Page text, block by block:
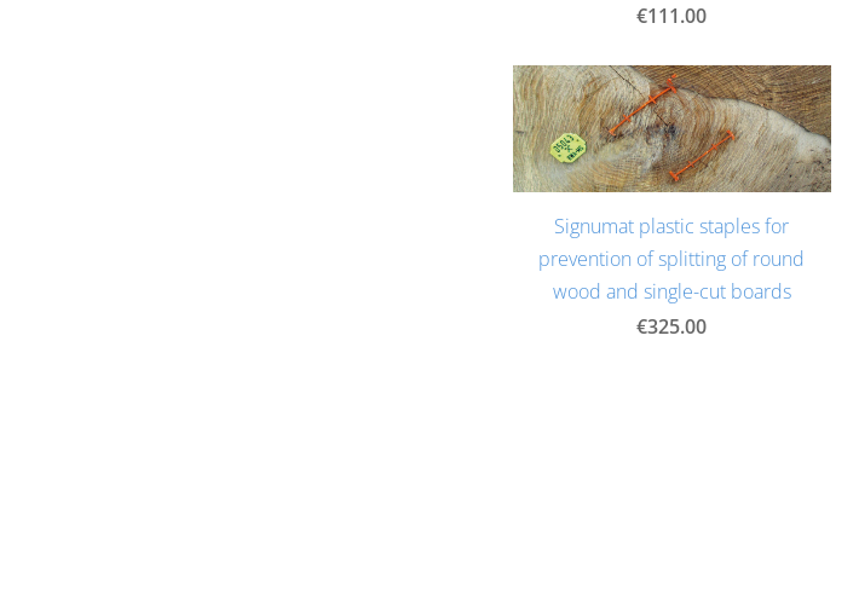
€111.00
Signumat plastic staples for
prevention of splitting of round
wood and single-cut boards
€325.00